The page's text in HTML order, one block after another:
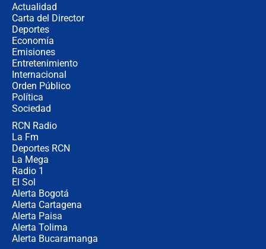
Actualidad
Carta del Director
Deportes
Economía
Emisiones
Entretenimiento
Internacional
Orden Público
Política
Sociedad
RCN Radio
La Fm
Deportes RCN
La Mega
Radio 1
El Sol
Alerta Bogotá
Alerta Cartagena
Alerta Paisa
Alerta Tolima
Alerta Bucaramanga